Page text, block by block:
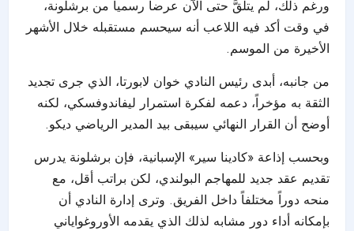
ورغم ذلك، لم يتلقَّ حتى الآن عرضاً رسمياً من برشلونة،
في وقت أكد فيه اللاعب أنه سيحسم مستقبله خلال الأشهر
الأخيرة من الموسم.
من جانبه، أبدى رئيس النادي خوان لابورتا، الذي جرى تجديد
الثقة به مؤخراً، دعمه لفكرة استمرار ليفاندوفسكي، لكنه
أوضح أن القرار النهائي سيبقى بيد المدير الرياضي ديكو.
وبحسب إذاعة «كادينا سير» الإسبانية، فإن برشلونة يدرس
تقديم عقد جديد للمهاجم البولندي، لكن براتب أقل، مع
منحه دوراً مختلفاً داخل الفريق. وترى إدارة النادي أن
بإمكانه أداء دور مشابه لذلك الذي يقدمه الأوروغواياني